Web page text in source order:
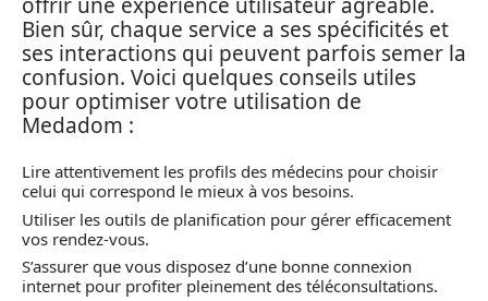
Bien sûr, chaque service a ses spécificités et
ses interactions qui peuvent parfois semer la
confusion. Voici quelques conseils utiles
pour optimiser votre utilisation de
Medadom :
Lire attentivement les profils des médecins pour choisir
celui qui correspond le mieux à vos besoins.
Utiliser les outils de planification pour gérer efficacement
vos rendez-vous.
S’assurer que vous disposez d’une bonne connexion
internet pour profiter pleinement des téléconsultations.